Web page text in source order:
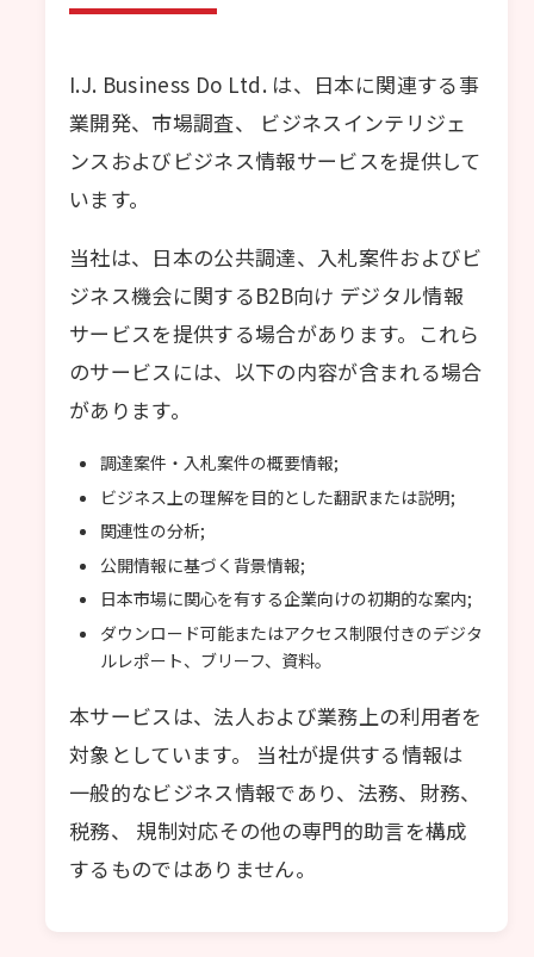
I.J. Business Do Ltd. は、日本に関連する事
業開発、市場調査、 ビジネスインテリジェ
ンスおよびビジネス情報サービスを提供して
います。
当社は、日本の公共調達、入札案件およびビ
ジネス機会に関するB2B向け デジタル情報
サービスを提供する場合があります。これら
のサービスには、以下の内容が含まれる場合
があります。
調達案件・入札案件の概要情報;
ビジネス上の理解を目的とした翻訳または説明;
関連性の分析;
公開情報に基づく背景情報;
日本市場に関心を有する企業向けの初期的な案内;
ダウンロード可能またはアクセス制限付きのデジタ
ルレポート、ブリーフ、資料。
本サービスは、法人および業務上の利用者を
対象としています。 当社が提供する情報は
一般的なビジネス情報であり、法務、財務、
税務、 規制対応その他の専門的助言を構成
するものではありません。